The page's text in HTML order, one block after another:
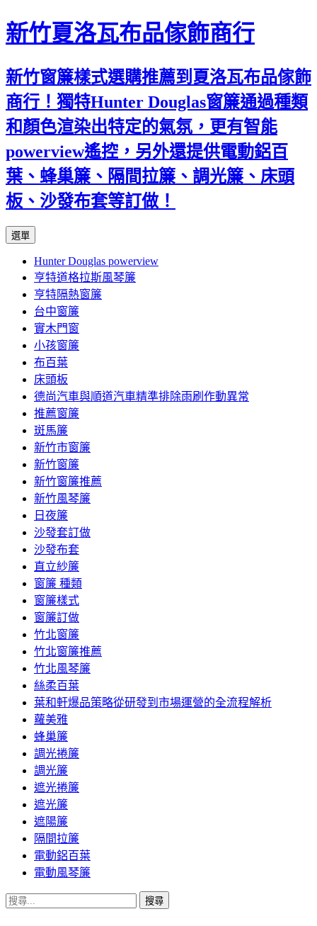
新竹夏洛瓦布品傢飾商行
新竹窗簾樣式選購推薦到夏洛瓦布品傢飾
商行！獨特Hunter Douglas窗簾通過種類
和顏色渲染出特定的氣氛，更有智能
powerview遙控，另外還提供電動鋁百
葉、蜂巢簾、隔間拉簾、調光簾、床頭
板、沙發布套等訂做！
選單
內
容
Hunter Douglas powerview
亨特道格拉斯風琴簾
亨特隔熱窗簾
台中窗簾
實木門窗
小孩窗簾
布百葉
床頭板
德尚汽車與順道汽車精準排除雨刷作動異常
推薦窗簾
斑馬簾
新竹市窗簾
新竹窗簾
新竹窗簾推薦
新竹風琴簾
日夜簾
沙發套訂做
沙發布套
直立紗簾
窗簾 種類
窗簾樣式
窗簾訂做
竹北窗簾
竹北窗簾推薦
竹北風琴簾
絲柔百葉
葉和軒爆品策略從研發到市場運營的全流程解析
蘿美雅
蜂巢簾
調光捲簾
調光簾
遮光捲簾
遮光簾
遮陽簾
隔間拉簾
電動鋁百葉
電動風琴簾
搜